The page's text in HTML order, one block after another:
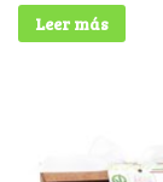
Leer más